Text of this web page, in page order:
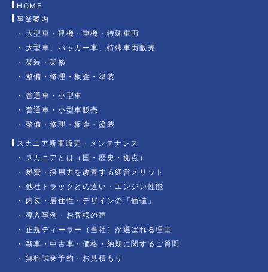
HOME
事業案内
大型車・建機・重機・特殊車両
大型車、パッカー車、特殊車両販売
架装・架修
整備・修理・板金・塗装
普通車・小型車
普通車・小型車販売
整備・修理・板金・塗装
スカニア新車販売・メンテナンス
スカニアとは（国・歴史・拠点）
燃費・採用力を改善する経営メリット
他社トラックとの違い・エンジン性能
内装・居住性・デザインの「価値」
導入事例・お客様の声
正規ディーラー（当社）が選ばれる理由
新車・中古車・価格・納期に関するご質問
無料試乗予約・お見積もり